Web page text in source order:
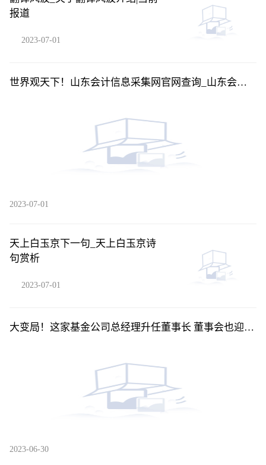
报道
2023-07-01
世界观天下！山东会计信息采集网官网查询_山东会计
2023-07-01
天上白玉京下一句_天上白玉京诗
句赏析
2023-07-01
大变局！这家基金公司总经理升任董事长 董事会也迎来
2023-06-30